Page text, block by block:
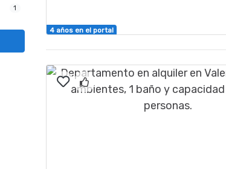
1
4 años en el portal